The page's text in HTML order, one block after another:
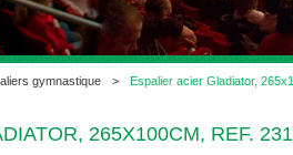
gymnastique > Espalier acier Gladiator,
265X100CM, REF.